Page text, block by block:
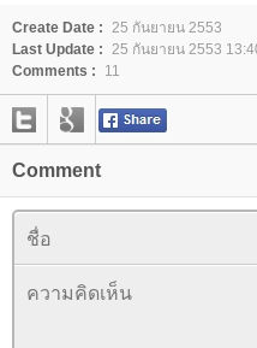
Create Date : 25 กันยายน 2553
Last Update : 25 กันยายน 2553
Comments :
11
Comment